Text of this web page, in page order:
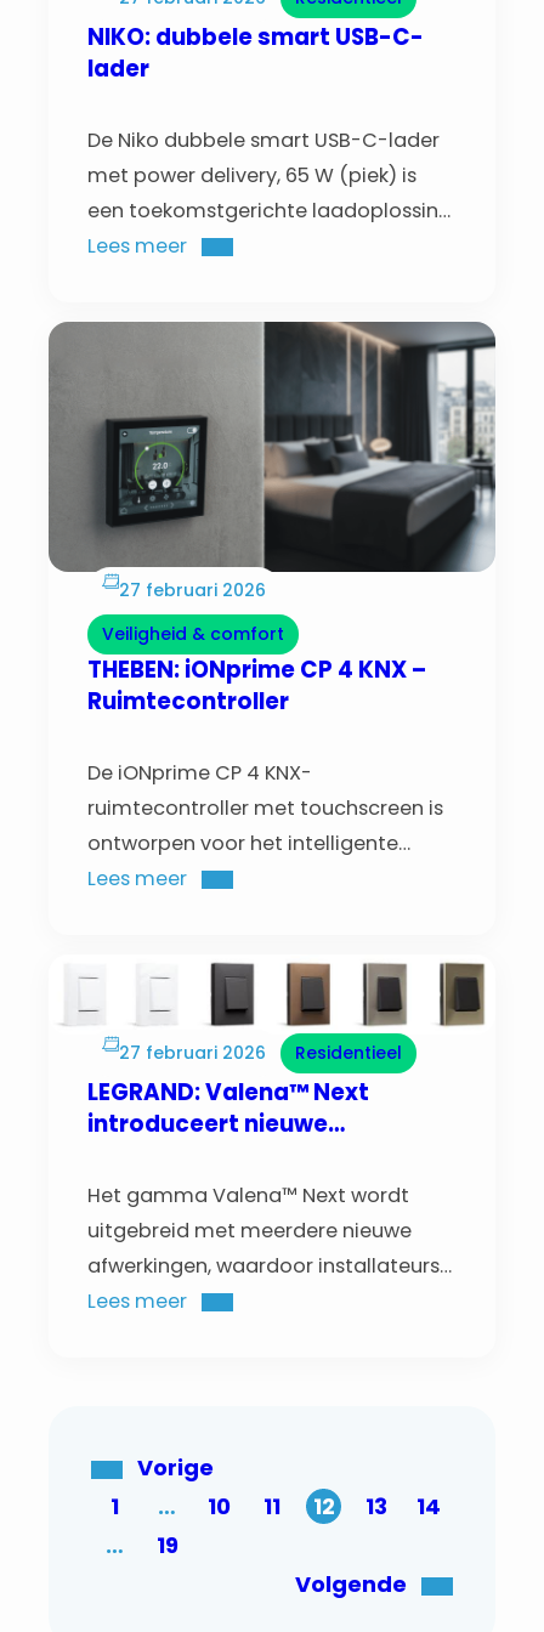
NIKO: dubbele smart USB-C-
lader
De Niko dubbele smart USB-C-lader
met power delivery, 65 W (piek) is
een toekomstgerichte laadoplossing
voor residentiële en professionele
Lees meer
27 februari 2026
Veiligheid & comfort
THEBEN: iONprime CP 4 KNX –
Ruimtecontroller
De iONprime CP 4 KNX-
ruimtecontroller met touchscreen is
ontworpen voor het intelligente
beheer van residentiële en
Lees meer
27 februari 2026 Residentieel
LEGRAND: Valena™ Next
introduceert nieuwe
bestaande gamma
Het gamma Valena™ Next wordt
uitgebreid met meerdere nieuwe
afwerkingen, waardoor installateurs
meer keuze krijgen om technische
Lees meer
Vorige
1
… 10 11 12 13
14
…
19
Volgende